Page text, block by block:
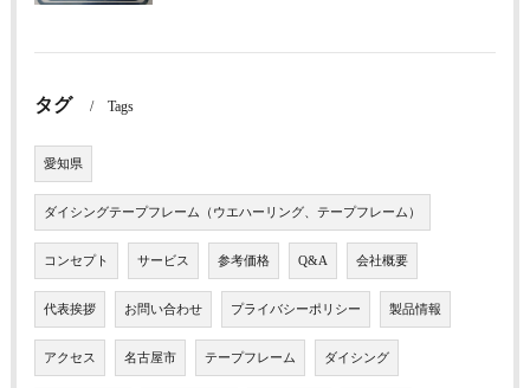
タグ Tags
愛知県
ダイシングテープフレーム（ウエハーリング、テープフレーム）
コンセプト サービス 参考価格 Q&A 会社概要
代表挨拶 お問い合わせ プライバシーポリシー 製品情報
アクセス 名古屋市 テープフレーム ダイシング